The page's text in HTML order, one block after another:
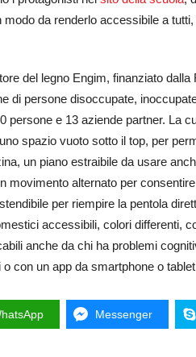
da renderlo accessibile a
del legno Engim, finanziato
di persone disoccupate,
persone e 13 aziende partner. La
spazio vuoto sotto il top, per
un piano estraibile da usare
movimento alternato per
per riempire la pentola
accessibili, colori differenti,
anche da chi ha problemi
con un app da smartphone o
Messenger